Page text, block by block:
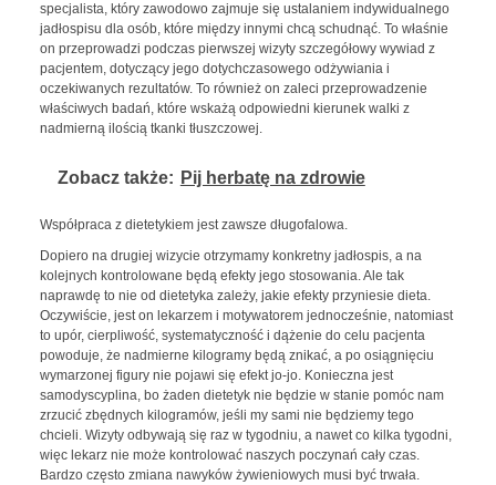
specjalista, który zawodowo zajmuje się ustalaniem indywidualnego
jadłospisu dla osób, które między innymi chcą schudnąć. To właśnie
on przeprowadzi podczas pierwszej wizyty szczegółowy wywiad z
pacjentem, dotyczący jego dotychczasowego odżywiania i
oczekiwanych rezultatów. To również on zaleci przeprowadzenie
właściwych badań, które wskażą odpowiedni kierunek walki z
nadmierną ilością tkanki tłuszczowej.
Zobacz także: Pij herbatę na zdrowie
Współpraca z dietetykiem jest zawsze długofalowa.
Dopiero na drugiej wizycie otrzymamy konkretny jadłospis, a na
kolejnych kontrolowane będą efekty jego stosowania. Ale tak
naprawdę to nie od dietetyka zależy, jakie efekty przyniesie dieta.
Oczywiście, jest on lekarzem i motywatorem jednocześnie, natomiast
to upór, cierpliwość, systematyczność i dążenie do celu pacjenta
powoduje, że nadmierne kilogramy będą znikać, a po osiągnięciu
wymarzonej figury nie pojawi się efekt jo-jo. Konieczna jest
samodyscyplina, bo żaden dietetyk nie będzie w stanie pomóc nam
zrzucić zbędnych kilogramów, jeśli my sami nie będziemy tego
chcieli. Wizyty odbywają się raz w tygodniu, a nawet co kilka tygodni,
więc lekarz nie może kontrolować naszych poczynań cały czas.
Bardzo często zmiana nawyków żywieniowych musi być trwała.